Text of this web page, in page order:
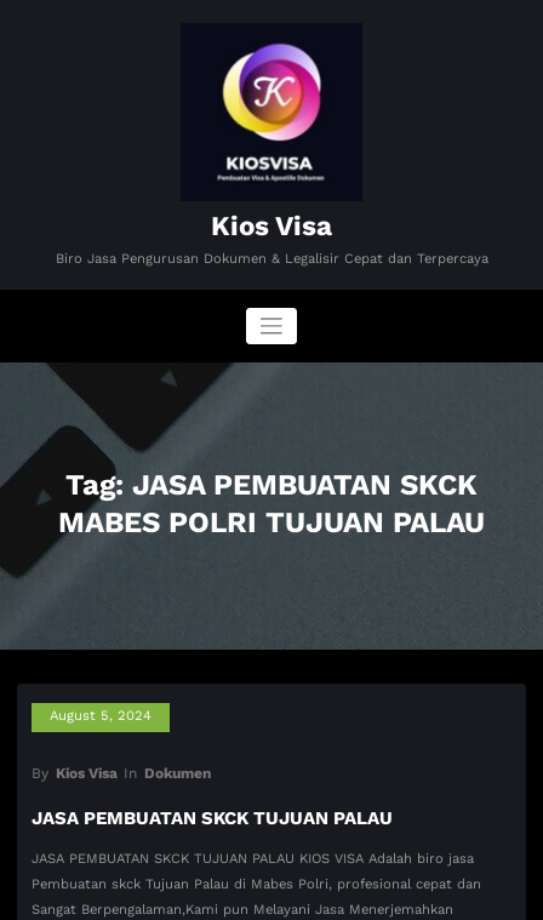
Kios Visa
Biro Jasa Pengurusan Dokumen & Legalisir Cepat dan Terpercaya
Tag: JASA PEMBUATAN SKCK
MABES POLRI TUJUAN PALAU
August 5, 2024
By Kios Visa In Dokumen
JASA PEMBUATAN SKCK TUJUAN PALAU
JASA PEMBUATAN SKCK TUJUAN PALAU KIOS VISA Adalah biro jasa
Pembuatan skck Tujuan Palau di Mabes Polri, profesional cepat dan
Sangat Berpengalaman,Kami pun Melayani Jasa Menerjemahkan